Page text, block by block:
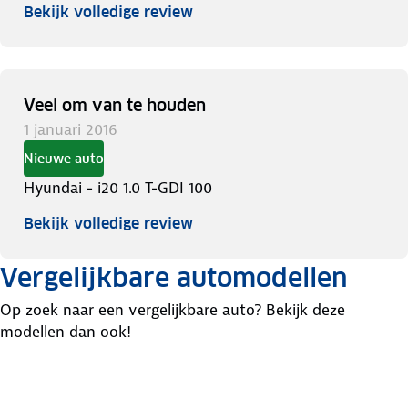
Bekijk volledige review
Veel om van te houden
1 januari 2016
Nieuwe auto
Hyundai - i20 1.0 T-GDI 100
Bekijk volledige review
Vergelijkbare automodellen
Op zoek naar een vergelijkbare auto? Bekijk deze
modellen dan ook!